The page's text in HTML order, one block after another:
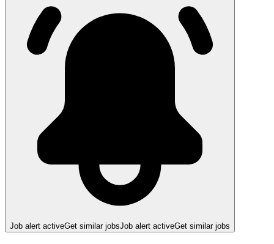
Job alert activeGet similar jobsJob alert activeGet similar jobs